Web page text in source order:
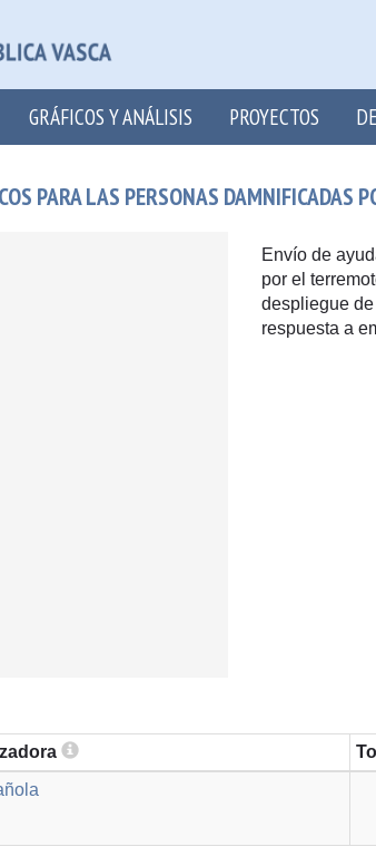
GRÁFICOS Y ANÁLISIS PROYECTOS
PARA LAS PERSONAS DAMNIFICADAS
Envío de
por el
despliegue
respuesta a